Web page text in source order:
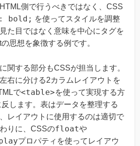
側で行うべきではなく、CSS
bold; を使ってスタイルを調整
た目ではなく意味を中心にタグを
思想を象徴する例です。
関する部分もCSSが担当します。
右に分ける2カラムレイアウトを
で<table>を使って実現する方
します。表はデータを整理する
レイアウトに使用するのは適切で
りに、CSSのfloatや
プロパティを使ってレイアウ